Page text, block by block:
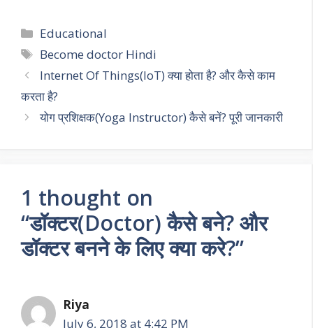
Categories
Educational
Tags
Become doctor Hindi
Internet Of Things(IoT) क्या होता है? और कैसे काम
करता है?
योग प्रशिक्षक(Yoga Instructor) कैसे बनें? पूरी जानकारी
1 thought on
“डॉक्टर(Doctor) कैसे बने? और
डॉक्टर बनने के लिए क्या करे?”
Riya
July 6, 2018 at 4:42 PM